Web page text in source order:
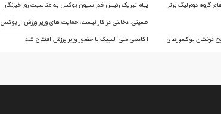
گروه دوم لیگ برتر
درخشان بوکسورهای
پیام تبریک رئیس فدراسیون بوکس به مناسبت روز خبرنگار
حسینی: دخالتی در کار نیست، حمایت های وزیر ورزش از بوکس
بی سابقه است/بوکس بعد از ۸۵ سال با حمایت دنیا مالی
آکادمی ملی المپیک با حضور وزیر ورزش افتتاح شد